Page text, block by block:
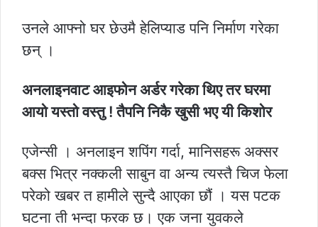
उनले आफ्नो घर छेउमै हेलिप्याड पनि निर्माण गरेका
छन् ।
अनलाइनवाट आइफोन अर्डर गरेका थिए तर घरमा
आयो यस्तो वस्तु ! तैपनि निकै खुसी भए यी किशोर
एजेन्सी । अनलाइन शपिंग गर्दा, मानिसहरू अक्सर
बक्स भित्र नक्कली साबुन वा अन्य त्यस्तै चिज फेला
परेको खबर त हामीले सुन्दै आएका छौं । यस पटक
घटना ती भन्दा फरक छ। एक जना युवकले